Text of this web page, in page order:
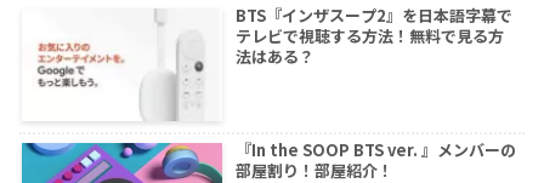
BTS『インザスープ2』を日本語字幕で
テレビで視聴する方法！無料で見る方
法はある？
『In the SOOP BTS ver. 』メンバーの
部屋割り！部屋紹介！